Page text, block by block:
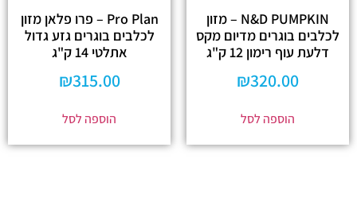
N&D PUMPKIN – מזון
לכלבים בוגרים מדיום מקס
דלעת עוף רימון 12 ק"ג
₪320.00
הוספה לסל
Pro Plan – פרו פלאן מזון
לכלבים בוגרים גזע גדול
אתלטי 14 ק"ג
₪315.00
הוספה לסל